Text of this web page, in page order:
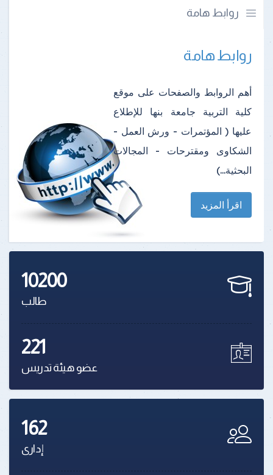
روابط هامة
روابط هامة
أهم الروابط والصفحات على موقع
كلية التربية جامعة بنها للإطلاع
عليها ( المؤتمرات - ورش العمل -
الشكاوى ومقترحات - المجالات
البحثية...)
اقرأ المزيد
10200
طالب
221
عضو هيئة تدريس
162
إدارى